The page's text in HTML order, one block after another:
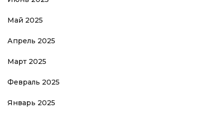
Май 2025
Апрель 2025
Март 2025
Февраль 2025
Январь 2025